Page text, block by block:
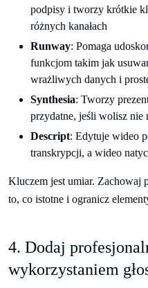
podpisy i tworzy krótkie
różnych kanałach
Runway: Pomaga
funkcjom takim jak
wrażliwych danych i
Synthesia: Tworzy
przydatne, jeśli wolisz nie
Descript: Edytuje wideo
transkrypcji, a wideo
Kluczem jest umiar. Zachowaj
to, co istotne i ogranicz
4. Dodaj
wykorzystaniem